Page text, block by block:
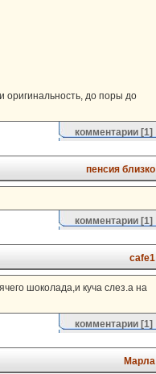
оригинальность, до поры до
комментарии[1]
пенсия близко
комментарии[1]
cafe1
шоколада,и куча слез.а на
комментарии[1]
Марла